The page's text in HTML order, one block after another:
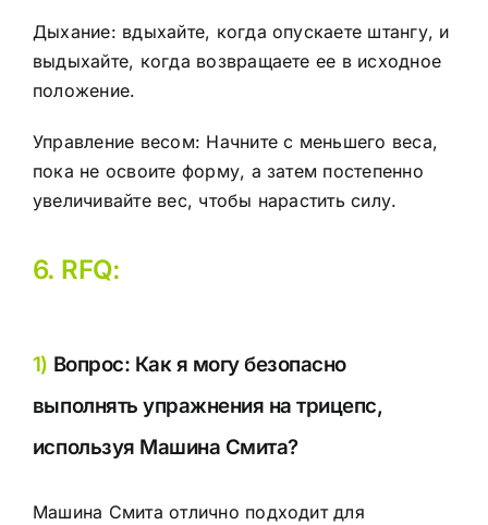
Дыхание: вдыхайте, когда опускаете штангу, и
выдыхайте, когда возвращаете ее в исходное
положение.
Управление весом: Начните с меньшего веса,
пока не освоите форму, а затем постепенно
увеличивайте вес, чтобы нарастить силу.
6. RFQ:
1) Вопрос: Как я могу безопасно
выполнять упражнения на трицепс,
используя Машина Смита?
Машина Смита отлично подходит для